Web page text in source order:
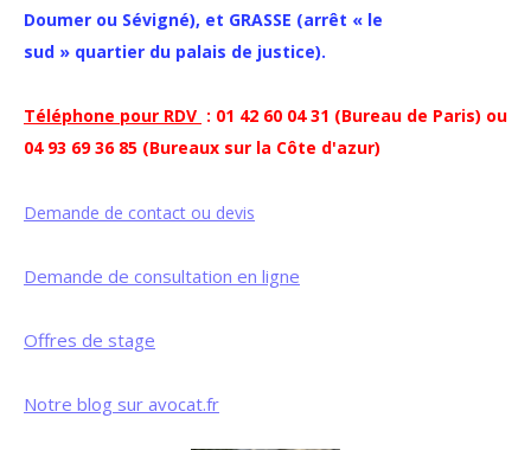
Doumer ou Sévigné), et GRASSE (arrêt « le
sud » quartier du palais de justice).
Téléphone pour RDV : 01 42 60 04 31 (Bureau de Paris) ou
04 93 69 36 85 (Bureaux sur la Côte d'azur)
Demande de contact ou devis
Demande de consultation en ligne
Offres de stage
Notre blog sur avocat.fr